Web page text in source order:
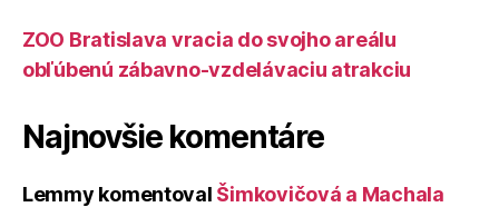
ZOO Bratislava vracia do svojho areálu
obľúbenú zábavno-vzdelávaciu atrakciu
Najnovšie komentáre
Lemmy komentoval Šimkovičová a Machala